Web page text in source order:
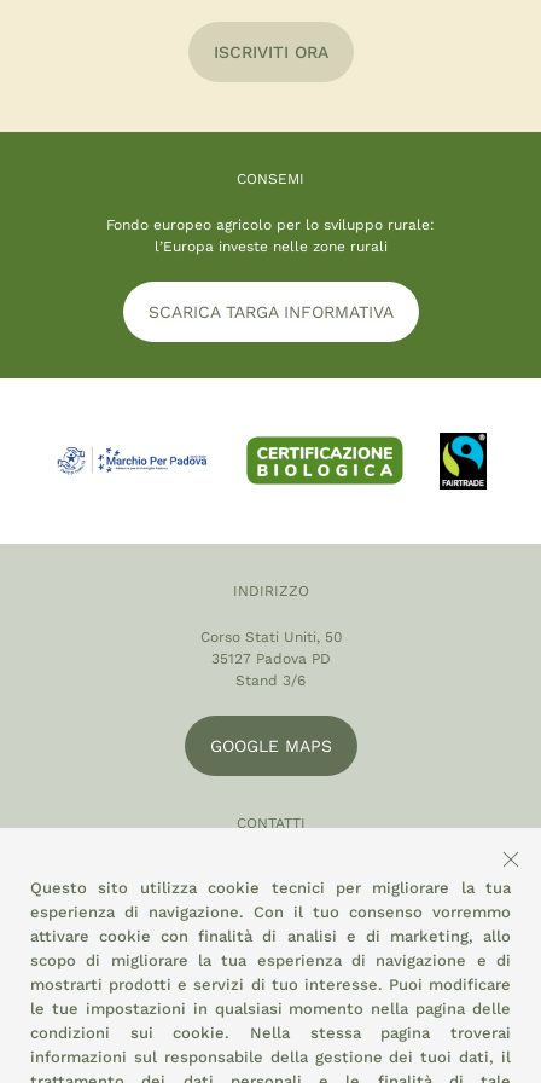
ISCRIVITI ORA
CONSEMI
Fondo europeo agricolo per lo sviluppo rurale:
l’Europa investe nelle zone rurali
SCARICA TARGA INFORMATIVA
INDIRIZZO
Corso Stati Uniti, 50
35127 Padova PD
Stand 3/6
GOOGLE MAPS
CONTATTI
info@eltamiso.it
ADERIAMO A
Questo sito utilizza cookie tecnici per migliorare la tua
esperienza di navigazione. Con il tuo consenso vorremmo
attivare cookie con finalità di analisi e di marketing, allo
scopo di migliorare la tua esperienza di navigazione e di
mostrarti prodotti e servizi di tuo interesse. Puoi modificare
le tue impostazioni in qualsiasi momento nella pagina delle
condizioni sui cookie. Nella stessa pagina troverai
informazioni sul responsabile della gestione dei tuoi dati, il